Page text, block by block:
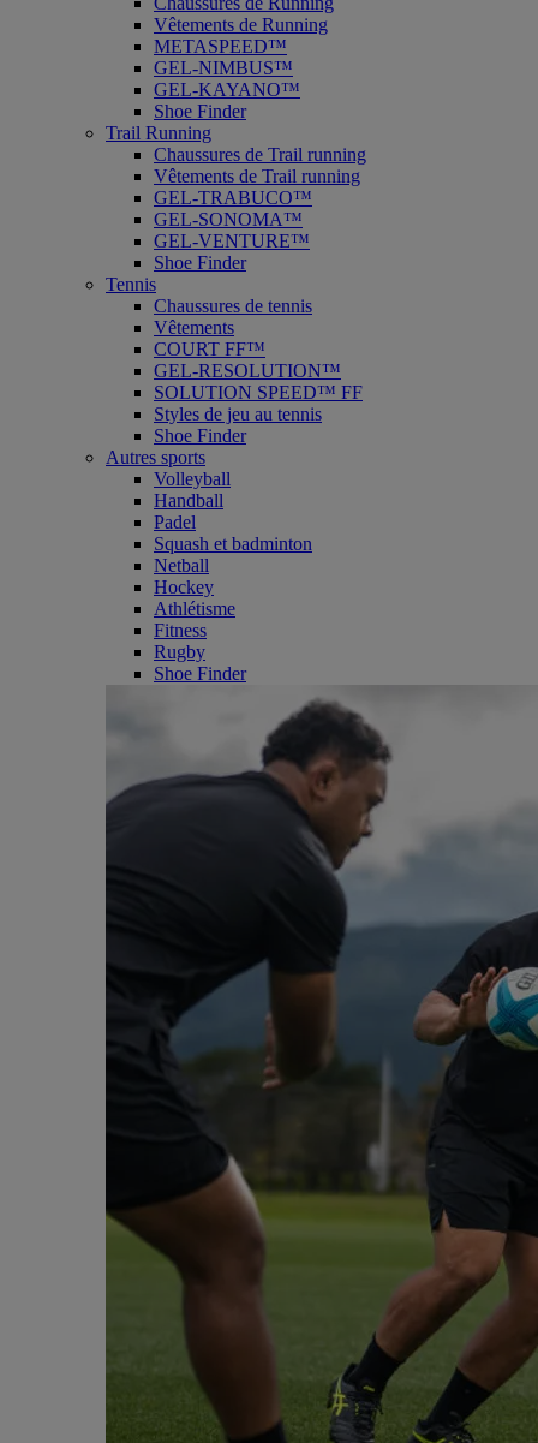
Vêtements de Running
METASPEED™
GEL-NIMBUS™
GEL-KAYANO™
Shoe Finder
Trail Running
Chaussures de Trail running
Vêtements de Trail running
GEL-TRABUCO™
GEL-SONOMA™
GEL-VENTURE™
Shoe Finder
Tennis
Chaussures de tennis
Vêtements
COURT FF™
GEL-RESOLUTION™
SOLUTION SPEED™ FF
Styles de jeu au tennis
Shoe Finder
Autres sports
Volleyball
Handball
Padel
Squash et badminton
Netball
Hockey
Athlétisme
Fitness
Rugby
Shoe Finder